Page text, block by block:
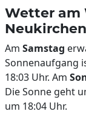
Wetter am
Am Samstag
Sonnenaufgang
18:03 Uhr. Am
Die Sonne geht
um 18:04 Uhr.